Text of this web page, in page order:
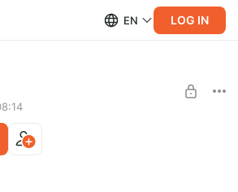
EN LOG IN